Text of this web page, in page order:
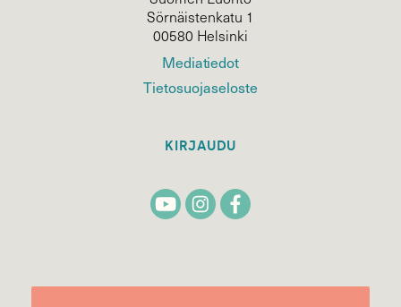
Sörnäistenkatu 1
00580 Helsinki
Mediatiedot
Tietosuojaseloste
KIRJAUDU